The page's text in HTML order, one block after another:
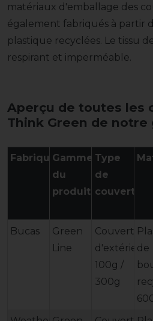
matériaux d'emballage des
également fabriqués à partir
plastique recyclées. Le tissu
respirant et imperméable.
Aperçu de toutes les
Think Green de notre
FabriquantGamme
du
produit
Type
de
couverture
Bucas
Green
Line
Couverture
d'extérieur
100g /
300g
de